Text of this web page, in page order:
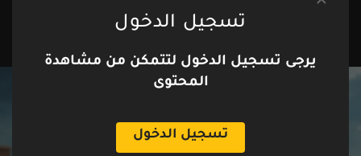
تسجيل الدخول
يرجى تسجيل الدخول لتتمكن من مشاهدة
المحتوى
تسجيل الدخول